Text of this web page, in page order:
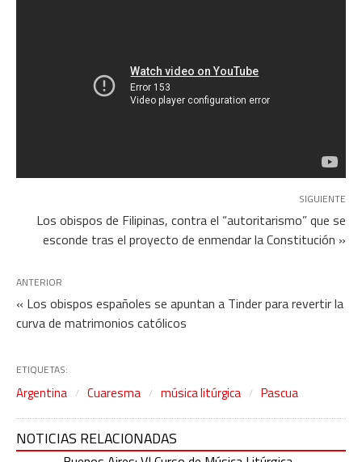
SIGUIENTE
Los obispos de Filipinas, contra el “autoritarismo” que se
esconde tras el proyecto de enmendar la Constitución »
ANTERIOR
« Los obispos españoles se apuntan a Tinder para revertir la
curva de matrimonios católicos
ETIQUETAS:
Argentina Cuaresma música litúrgica Pascua
NOTICIAS RELACIONADAS